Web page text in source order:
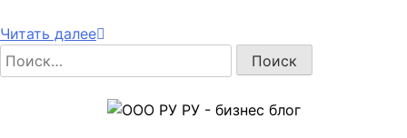
Читать далее
Найти: